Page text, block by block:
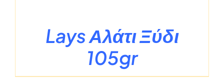
Lays Αλάτι Ξύδι
105gr